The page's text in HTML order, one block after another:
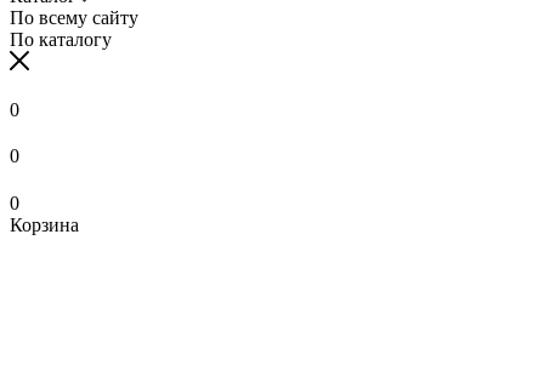
По всему сайту
По каталогу
0
0
0
Корзина